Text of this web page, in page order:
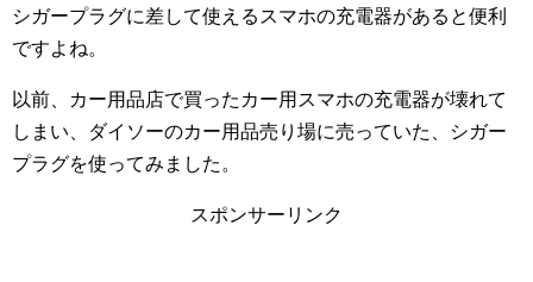
シガープラグに差して使えるスマホの充電器があると便利
ですよね。
以前、カー用品店で買ったカー用スマホの充電器が壊れて
しまい、ダイソーのカー用品売り場に売っていた、シガー
プラグを使ってみました。
スポンサーリンク